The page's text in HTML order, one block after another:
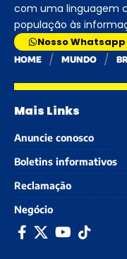
com uma linguagem
população às
Nosso Whatsapp
HOME MUNDO
Mais Links
Anuncie conosco
Boletins informativos
Reclamação
Negócio